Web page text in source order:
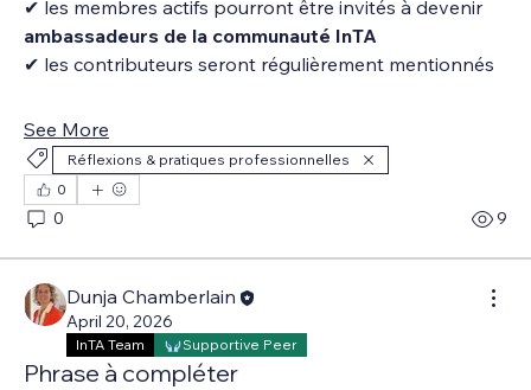
ambassadeurs de la communauté InTA
✔ les contributeurs seront régulièrement mentionnés
See More
Réflexions & pratiques professionnelles
0
0 9
Dunja Chamberlain
April 20, 2026
InTA Team Supportive Peer
Phrase à compléter